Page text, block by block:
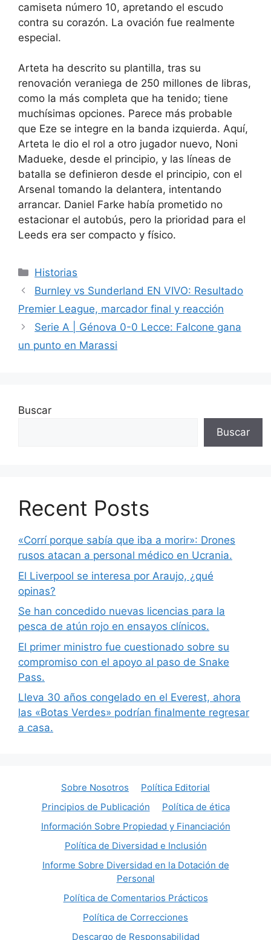
camiseta número 10, apretando el escudo
contra su corazón. La ovación fue realmente
especial.
Arteta ha descrito su plantilla, tras su
renovación veraniega de 250 millones de libras,
como la más completa que ha tenido; tiene
muchísimas opciones. Parece más probable
que Eze se integre en la banda izquierda. Aquí,
Arteta le dio el rol a otro jugador nuevo, Noni
Madueke, desde el principio, y las líneas de
batalla se definieron desde el principio, con el
Arsenal tomando la delantera, intentando
arrancar. Daniel Farke había prometido no
estacionar el autobús, pero la prioridad para el
Leeds era ser compacto y físico.
Categorías
Historias
Burnley vs Sunderland EN VIVO: Resultado
Premier League, marcador final y reacción
Serie A | Génova 0-0 Lecce: Falcone gana
un punto en Marassi
Buscar
Buscar
Recent Posts
«Corrí porque sabía que iba a morir»: Drones
rusos atacan a personal médico en Ucrania.
El Liverpool se interesa por Araujo, ¿qué
opinas?
Se han concedido nuevas licencias para la
pesca de atún rojo en ensayos clínicos.
El primer ministro fue cuestionado sobre su
compromiso con el apoyo al paso de Snake
Pass.
Lleva 30 años congelado en el Everest, ahora
las «Botas Verdes» podrían finalmente regresar
a casa.
Sobre Nosotros
Política Editorial
Principios de Publicación
Política de ética
Información Sobre Propiedad y Financiación
Política de Diversidad e Inclusión
Informe Sobre Diversidad en la Dotación de
Personal
Política de Comentarios Prácticos
Política de Correcciones
Descargo de Responsabilidad